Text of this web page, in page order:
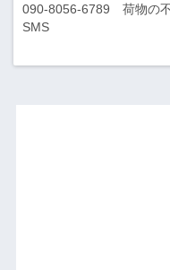
090-8056-6789 荷物の
SMS